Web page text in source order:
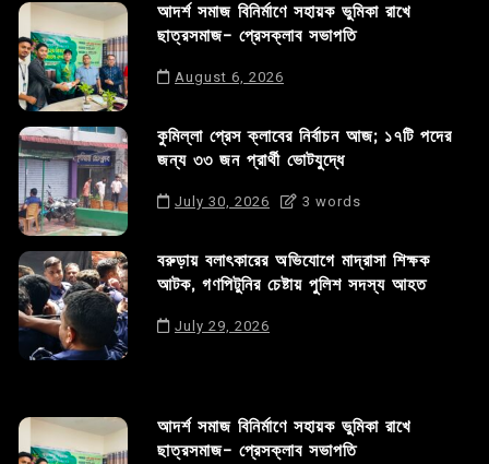
আদর্শ সমাজ বিনির্মাণে সহায়ক ভুমিকা রাখে
ছাত্রসমাজ- প্রেসক্লাব সভাপতি
August 6, 2026
কুমিল্লা প্রেস ক্লাবের নির্বাচন আজ; ১৭টি পদের
জন্য ৩৩ জন প্রার্থী ভোটযুদ্ধে
July 30, 2026 3 words
বরুড়ায় বলাৎকারের অভিযোগে মাদ্রাসা শিক্ষক
আটক, গণপিটুনির চেষ্টায় পুলিশ সদস্য আহত
July 29, 2026
আদর্শ সমাজ বিনির্মাণে সহায়ক ভুমিকা রাখে
ছাত্রসমাজ- প্রেসক্লাব সভাপতি